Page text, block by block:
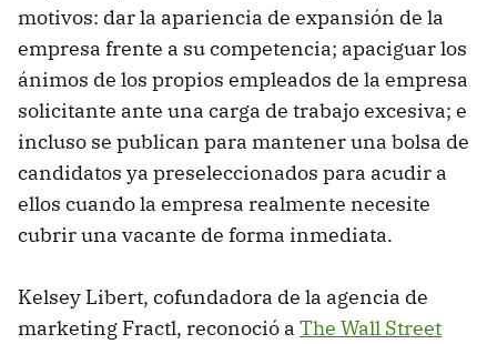
motivos: dar la apariencia de expansión de la
empresa frente a su competencia; apaciguar los
ánimos de los propios empleados de la empresa
solicitante ante una carga de trabajo excesiva; e
incluso se publican para mantener una bolsa de
candidatos ya preseleccionados para acudir a
ellos cuando la empresa realmente necesite
cubrir una vacante de forma inmediata.
Kelsey Libert, cofundadora de la agencia de
marketing Fractl, reconoció a The Wall Street